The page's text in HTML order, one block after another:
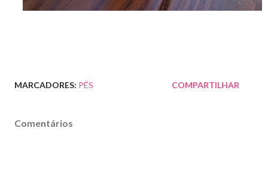
MARCADORES: PÉS COMPARTILHAR
Comentários